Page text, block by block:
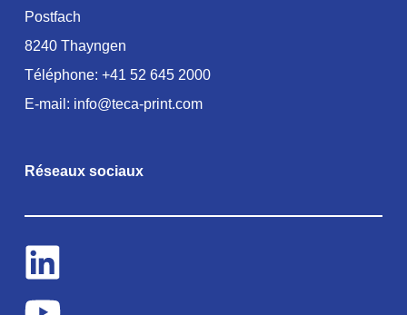
Postfach
8240 Thayngen
Téléphone: +41 52 645 2000
E-mail: info@teca-print.com
Réseaux sociaux